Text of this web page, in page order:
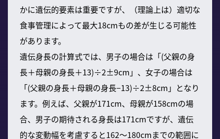
かに遺伝的要素は重要ですが、（理論上は）適切な
食事管理によって最大18cmもの差が生じる可能性
があります。
遺伝身長の計算式では、男子の場合は「(父親の身
長＋母親の身長＋13)÷2±9cm」、女子の場合は
「(父親の身長＋母親の身長−13)÷2±8cm」となり
ます。例えば、父親が171cm、母親が158cmの場
合、男子の期待される身長は171cmですが、遺伝
的な変動幅を考慮すると162〜180cmまでの範囲に